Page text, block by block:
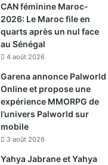
CAN féminine Maroc-
2026: Le Maroc file en
quarts après un nul face
au Sénégal
4 août 2026
Garena annonce Palworld
Online et propose une
expérience MMORPG de
l’univers Palworld sur
mobile
3 août 2026
Yahya Jabrane et Yahya